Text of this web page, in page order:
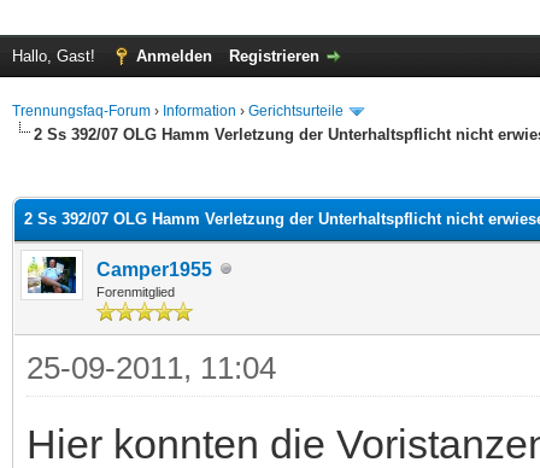
Hallo, Gast! Anmelden Registrieren
Trennungsfaq-Forum › Information › Gerichtsurteile
2 Ss 392/07 OLG Hamm Verletzung der Unterhaltspflicht nicht
2 Ss 392/07 OLG Hamm Verletzung der Unterhaltspflicht nicht
Camper1955
Forenmitglied
25-09-2011, 11:04
Hier konnten die